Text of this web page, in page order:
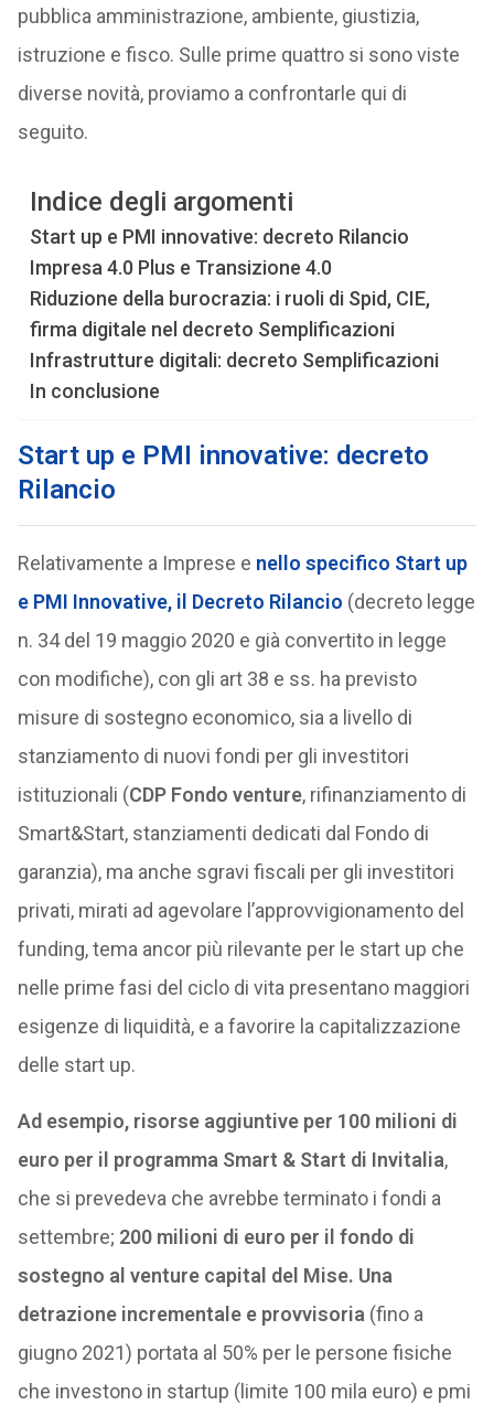
pubblica amministrazione, ambiente, giustizia,
istruzione e fisco. Sulle prime quattro si sono viste
diverse novità, proviamo a confrontarle qui di
seguito.
Indice degli argomenti
Start up e PMI innovative: decreto Rilancio
Impresa 4.0 Plus e Transizione 4.0
Riduzione della burocrazia: i ruoli di Spid, CIE,
firma digitale nel decreto Semplificazioni
Infrastrutture digitali: decreto Semplificazioni
In conclusione
Start up e PMI innovative: decreto
Rilancio
Relativamente a Imprese e nello specifico Start up
e PMI Innovative, il Decreto Rilancio (decreto legge
n. 34 del 19 maggio 2020 e già convertito in legge
con modifiche), con gli art 38 e ss. ha previsto
misure di sostegno economico, sia a livello di
stanziamento di nuovi fondi per gli investitori
istituzionali (CDP Fondo venture, rifinanziamento di
Smart&Start, stanziamenti dedicati dal Fondo di
garanzia), ma anche sgravi fiscali per gli investitori
privati, mirati ad agevolare l’approvvigionamento del
funding, tema ancor più rilevante per le start up che
nelle prime fasi del ciclo di vita presentano maggiori
esigenze di liquidità, e a favorire la capitalizzazione
delle start up.
Ad esempio, risorse aggiuntive per 100 milioni di
euro per il programma Smart & Start di Invitalia,
che si prevedeva che avrebbe terminato i fondi a
settembre; 200 milioni di euro per il fondo di
sostegno al venture capital del Mise. Una
detrazione incrementale e provvisoria (fino a
giugno 2021) portata al 50% per le persone fisiche
che investono in startup (limite 100 mila euro) e pmi